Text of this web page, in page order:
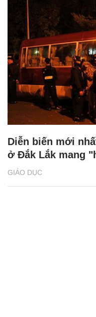
GIÁO DỤC
Diễn biến mới
ở Đắk Lắk mang